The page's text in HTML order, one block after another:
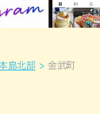
島北部 金武町